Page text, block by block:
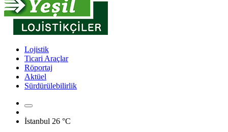
Lojistik
Ticari Araçlar
Röportaj
Aktüel
Sürdürülebilirlik
İstanbul 26 °C